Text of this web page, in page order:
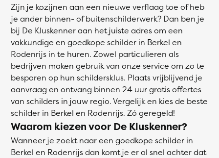
Zijn je kozijnen aan een nieuwe verflaag toe of heb
je ander binnen- of buitenschilderwerk? Dan ben je
bij De Kluskenner aan het juiste adres om een
vakkundige en goedkope schilder in Berkel en
Rodenrijs in te huren. Zowel particulieren als
bedrijven maken gebruik van onze service om zo te
besparen op hun schildersklus. Plaats vrijblijvend je
aanvraag en ontvang binnen 24 uur gratis offertes
van schilders in jouw regio. Vergelijk en kies de beste
schilder in Berkel en Rodenrijs. Zó geregeld!
Waarom kiezen voor De Kluskenner?
Wanneer je zoekt naar een goedkope schilder in
Berkel en Rodenrijs dan komt je er al snel achter dat